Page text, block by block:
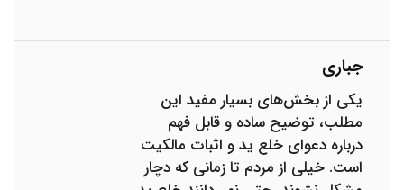
جباری
یکی از بخش‌های بسیار مفید این
مطلب، توضیح ساده و قابل فهم
درباره دعوای خلع ید و اثبات مالکیت
است. خیلی از مردم تا زمانی که دچار